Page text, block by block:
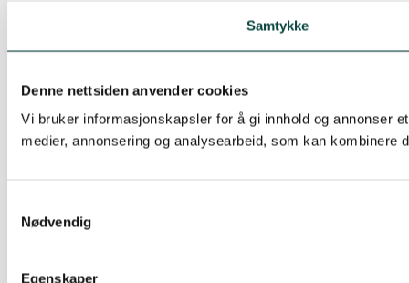
Samtykke
Denne nettsiden anvender cookies
Vi bruker informasjonskapsler for å gi innhold og annonser
medier, annonsering og analysearbeid, som kan
Nødvendig
Egenskaper